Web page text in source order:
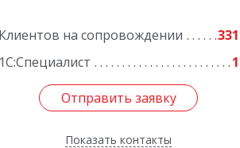
Клиентов на сопровождении
331
1С:Специалист
1
Отправить заявку
Показать контакты
Отправить заявку
Назад